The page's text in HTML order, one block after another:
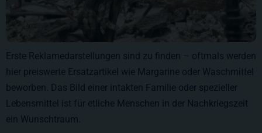
Erste Reklamedarstellungen sind zu finden – oftmals werden
hier preiswerte Ersatzartikel wie Margarine oder Waschmittel
beworben. Das Bild einer intakten Familie oder spezieller
Lebensmittel ist für etliche Menschen in der Nachkriegszeit
ein Wunschtraum.